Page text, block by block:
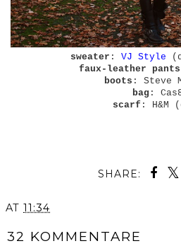
sweater : VJ Style
faux-leather pants
boots : Steve
bag :
scarf : H&M
SHARE:
AT 11:34
32 KOMMENTARE